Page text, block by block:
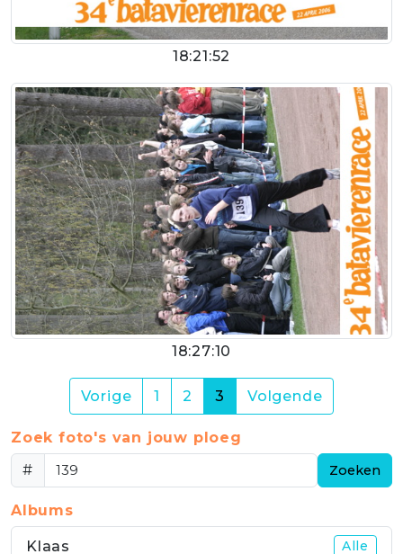
18:21:52
18:27:10
Vorige 1 2 3 (current)
Volgende
Zoek foto's van jouw ploeg
#
Zoeken
Albums
Klaas Alle